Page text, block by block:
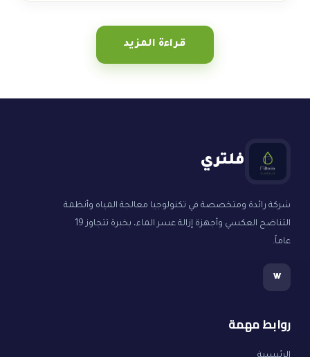
قراءة المزيد
فلتري
شركة رائدة ومتخصصة في تكنولوجيا معالجة المياه وأنظمة
التناضح العكسي وأجهزة إزالة عسر الماء، بخبرة تتجاوز 19
عاماً.
w
روابط مهمة